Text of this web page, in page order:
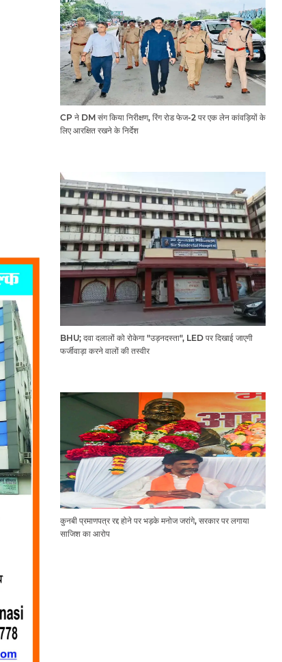
CP ने DM संग किया निरीक्षण, रिंग रोड फेज-2 पर एक लेन कांवड़ियों के
लिए आरक्षित रखने के निर्देश
BHU; दवा दलालों को रोकेगा "उड़नदस्ता", LED पर दिखाई जाएगी
फर्जीवाड़ा करने वालों की तस्वीर
कुनबी प्रमाणपत्र रद्द होने पर भड़के मनोज जरांगे, सरकार पर लगाया
साजिश का आरोप